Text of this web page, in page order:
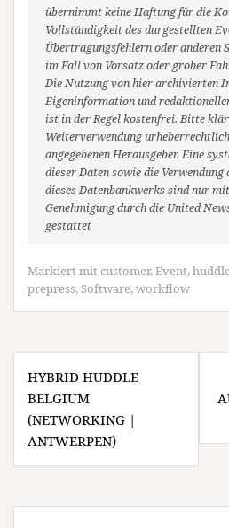
übernimmt keine Haftung für die
Vollständigkeit des dargestellten
Übertragungsfehlern oder anderen
im Fall von Vorsatz oder grober
Die Nutzung von hier archivierten
Eigeninformation und
ist in der Regel kostenfrei. Bitte
Weiterverwendung
angegebenen Herausgeber. Eine
dieser Daten sowie die Verwendung
dieses Datenbankwerks sind nur
Genehmigung durch die United
gestattet
Markiert mit customer,Event,
prepress,Software,workflow
Beitragsnavigation
HYBRID HUDDLE
BELGIUM
(NETWORKING |
ANTWERPEN)